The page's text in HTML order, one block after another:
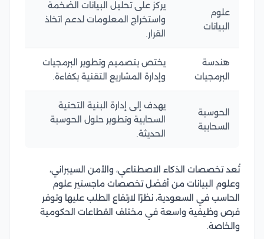
علوم
البيانات
يركز على تحليل البيانات الضخمة
واستخراج المعلومات لدعم اتخاذ
القرار.
هندسة
البرمجيات
يختص بتصميم وتطوير البرمجيات
وإدارة المشاريع التقنية بكفاءة.
الحوسبة
السحابية
يهدف إلى إدارة البنية التحتية
السحابية وتطوير حلول الحوسبة
الحديثة.
تُعد تخصصات الذكاء الاصطناعي، والأمن السيبراني،
وعلوم البيانات من أفضل تخصصات ماجستير علوم
الحاسب في السعودية، نظرًا لارتفاع الطلب عليها وتوفر
فرص وظيفية واسعة في مختلف القطاعات الحكومية
والخاصة.